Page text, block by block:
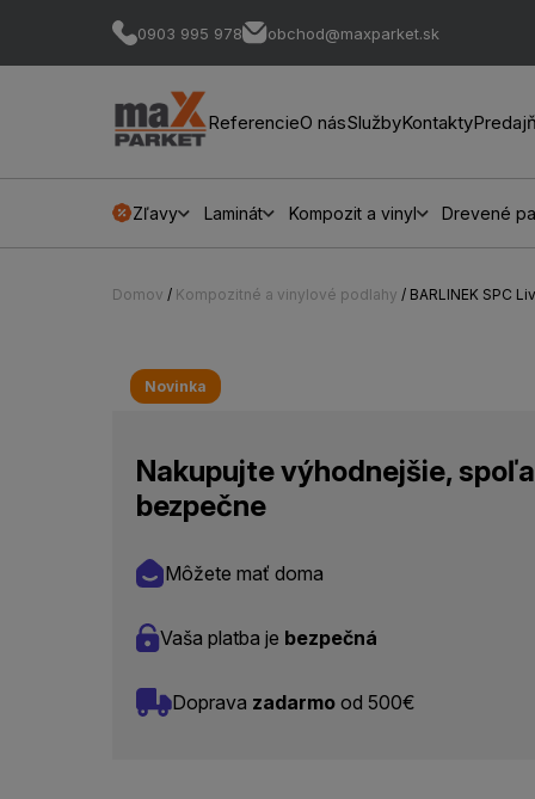
0903 995 978 obchod@maxparket.sk
ReferencieO násSlužbyKontakty
Zľavy Laminát Kompozit a vinyl Drevené
Domov / Kompozitné a vinylové podlahy / BARLINEK SPC
Novinka
Nakupujte výhodnejšie,
bezpečne
Môžete mať doma
Vaša platba je bezpečná
Doprava zadarmo od 500€